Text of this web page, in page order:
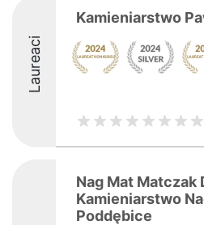
Laureaci
Kamieniarstwo
Nag Mat Matczak
Kamieniarstwo
Poddębice